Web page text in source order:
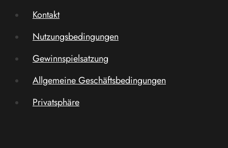
Kontakt
Nutzungsbedingungen
Gewinnspielsatzung
Allgemeine Geschäftsbedingungen
Privatsphäre